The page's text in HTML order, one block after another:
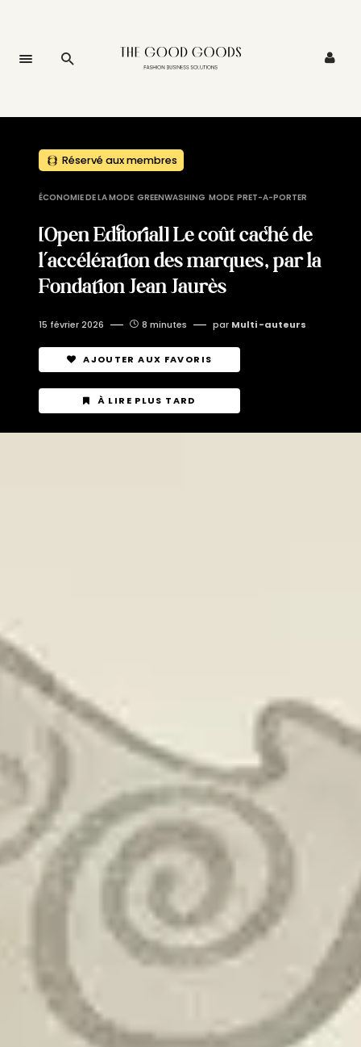
Réservé aux membres
ÉCONOMIE DE LA MODE GREENWASHING MODE PRET-A-PORTER
[Open Editorial] Le coût caché de
l’accélération des marques, par la
Fondation Jean Jaurès
15 février 2026 8 minutes par Multi -auteurs
AJOUTER AUX FAVORIS
À LIRE PLUS TARD